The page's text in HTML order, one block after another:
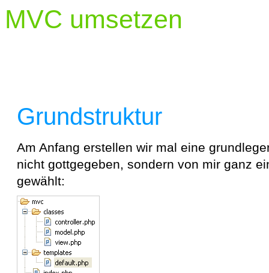
MVC umsetzen
Grundstruktur
Am Anfang erstellen wir mal eine
nicht gottgegeben, sondern von mir ganz
gewählt: